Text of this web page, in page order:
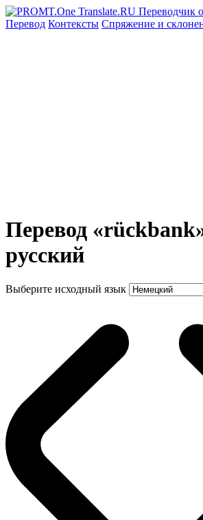
Перевод Контексты Спряжение и
Перевод
русский
Выберите исходный язык